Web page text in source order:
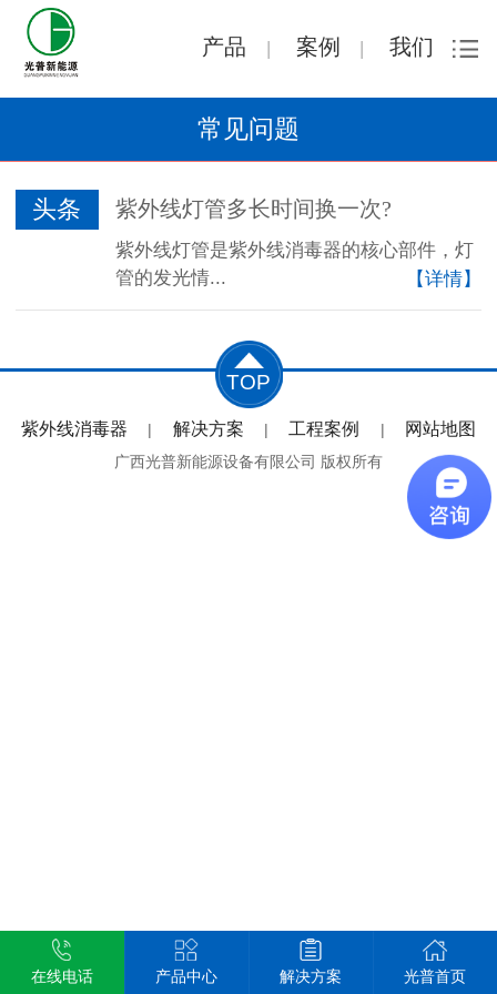
产品 | 案例 | 我们
常见问题
头条 紫外线灯管多长时间换一次?
紫外线灯管是紫外线消毒器的核心部件，灯
管的发光情...
【详情】
TOP
紫外线消毒器 | 解决方案 | 工程案例 | 网站地图
广西光普新能源设备有限公司 版权所有
在线电话 产品中心 解决方案 光普首页